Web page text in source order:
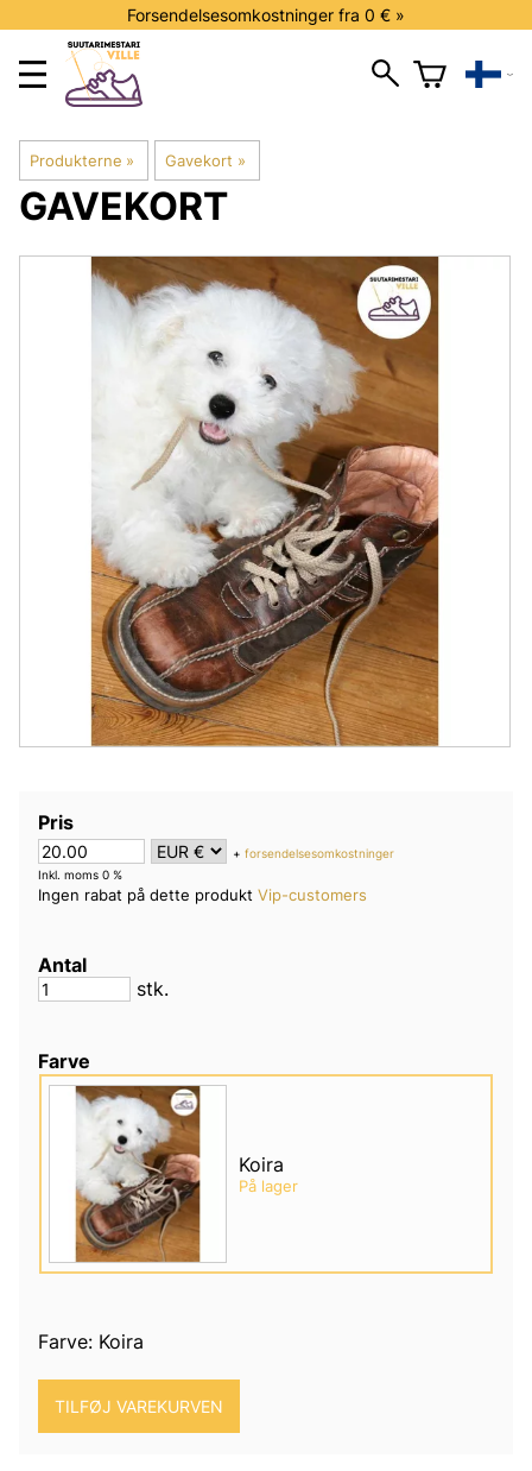
Forsendelsesomkostninger fra 0 € »
Produkterne ‪» Gavekort ‪»
GAVEKORT
Pris
+ forsendelsesomkostninger
Inkl. moms 0 %
Ingen rabat på dette produkt Vip-customers
Antal
stk.
Farve
Koira
På lager
Farve: Koira